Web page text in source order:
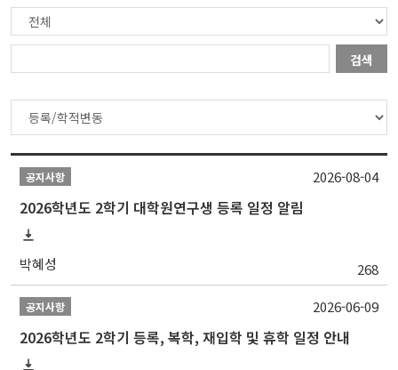
검색
공지사항
2026학년도 2학기 대학원연구생 등록 일정 알림
박혜성 268
2026-08-04
공지사항
2026학년도 2학기 등록, 복학, 재입학 및 휴학 일정 안내
2026-06-09